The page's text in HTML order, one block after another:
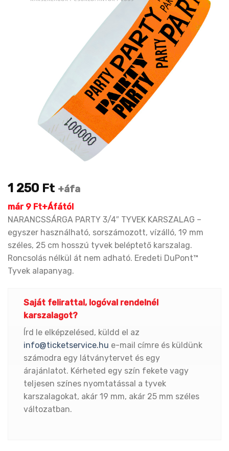
1 250 Ft +áfa
már 9 Ft+Áfától
NARANCSSÁRGA PARTY 3/4″ TYVEK KARSZALAG –
egyszer használható, sorszámozott, vízálló, 19 mm
széles, 25 cm hosszú tyvek beléptető karszalag.
Roncsolás nélkül át nem adható. Eredeti DuPont™
Tyvek alapanyag.
Saját felirattal, logóval rendelnél
karszalagot?
Írd le elképzelésed, küldd el az
info@ticketservice.hu e-mail címre és küldünk
számodra egy látványtervet és egy
árajánlatot. Kérheted egy szín fekete vagy
teljesen színes nyomtatással a tyvek
karszalagokat, akár 19 mm, akár 25 mm széles
változatban.